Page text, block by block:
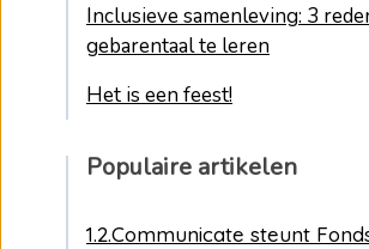
Inclusieve samenleving: 3
gebarentaal te leren
Het is een feest!
Populaire artikelen
1.2.Communicate steunt